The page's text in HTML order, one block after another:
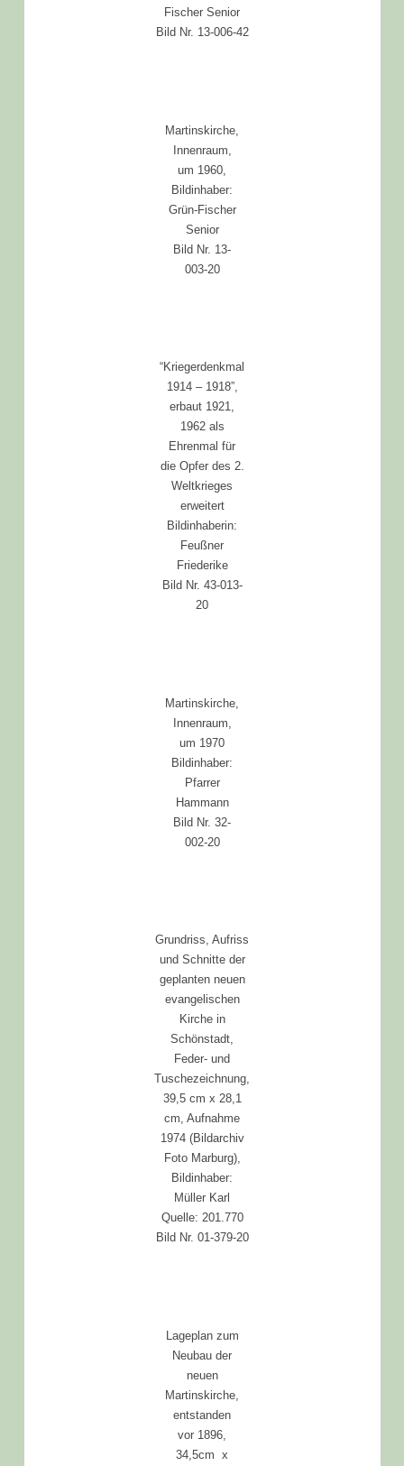
Fischer Senior
Bild Nr. 13-006-42
Martinskirche,
Innenraum,
um 1960,
Bildinhaber:
Grün-Fischer
Senior
Bild Nr. 13-
003-20
“Kriegerdenkmal
1914 – 1918”,
erbaut 1921,
1962 als
Ehrenmal für
die Opfer des 2.
Weltkrieges
erweitert
Bildinhaberin:
Feußner
Friederike
Bild Nr. 43-013-
20
Martinskirche,
Innenraum,
um 1970
Bildinhaber:
Pfarrer
Hammann
Bild Nr. 32-
002-20
Grundriss, Aufriss
und Schnitte der
geplanten neuen
evangelischen
Kirche in
Schönstadt,
Feder- und
Tuschezeichnung,
39,5 cm x 28,1
cm, Aufnahme
1974 (Bildarchiv
Foto Marburg),
Bildinhaber:
Müller Karl
Quelle: 201.770
Bild Nr. 01-379-20
Lageplan zum
Neubau der
neuen
Martinskirche,
entstanden
vor 1896,
34,5cm x